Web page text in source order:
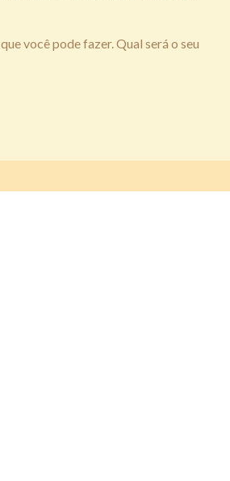
você pode fazer. Qual será o seu